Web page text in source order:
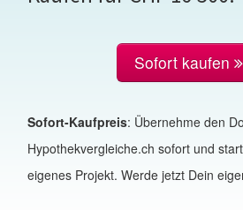
Sofort kaufen
Sofort-Kaufpreis: Übernehme den
Hypothekvergleiche.ch sofort und
eigenes Projekt. Werde jetzt Dein